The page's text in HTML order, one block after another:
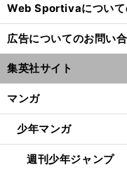
Web Sportivaについて
広告についてのお問い
集英社サイト
マンガ
少年マンガ
週刊少年ジャンプ